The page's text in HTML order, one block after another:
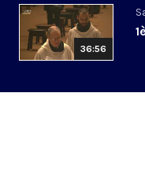
36:56